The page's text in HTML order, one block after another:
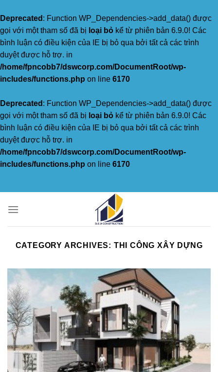
Deprecated : Function WP_Dependencies->add_data() được
gọi với một tham số đã bị loại bỏ kể từ phiên bản 6.9.0! Các
bình luận có điều kiện của IE bị bỏ qua bởi tất cả các trình
duyệt được hỗ trợ. in
/home/fpncobb7/dswcorp.com/DocumentRoot/wp-
includes/functions.php on line 6170
Deprecated : Function WP_Dependencies->add_data() được
gọi với một tham số đã bị loại bỏ kể từ phiên bản 6.9.0! Các
bình luận có điều kiện của IE bị bỏ qua bởi tất cả các trình
duyệt được hỗ trợ. in
/home/fpncobb7/dswcorp.com/DocumentRoot/wp-
includes/functions.php on line 6170
CATEGORY ARCHIVES: THI CÔNG XÂY DỰNG